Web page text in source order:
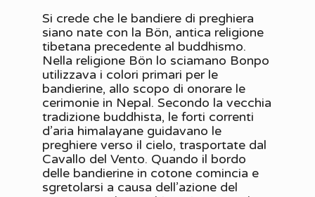
Si crede che le bandiere di preghiera
siano nate con la Bön, antica religione
tibetana precedente al buddhismo.
Nella religione Bön lo sciamano Bonpo
utilizzava i colori primari per le
bandierine, allo scopo di onorare le
cerimonie in Nepal. Secondo la vecchia
tradizione buddhista, le forti correnti
d’aria himalayane guidavano le
preghiere verso il cielo, trasportate dal
Cavallo del Vento. Quando il bordo
delle bandierine in cotone comincia e
sgretolarsi a causa dell’azione del